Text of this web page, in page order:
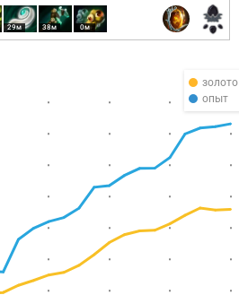
29м 38м 0м
золото
опыт